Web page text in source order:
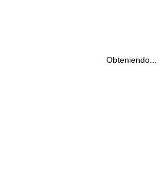
Obteniendo...